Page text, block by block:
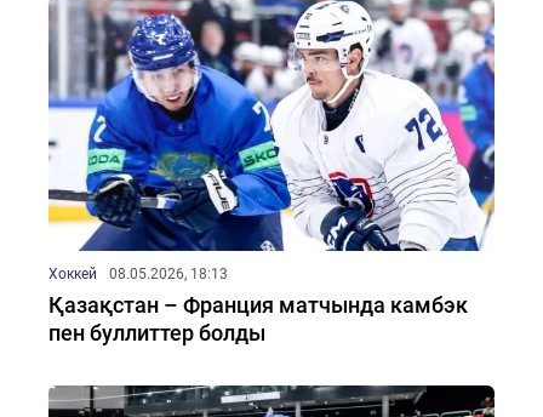
Хоккей 08.05.2026, 18:13
Қазақстан – Франция матчында камбэк
пен буллиттер болды